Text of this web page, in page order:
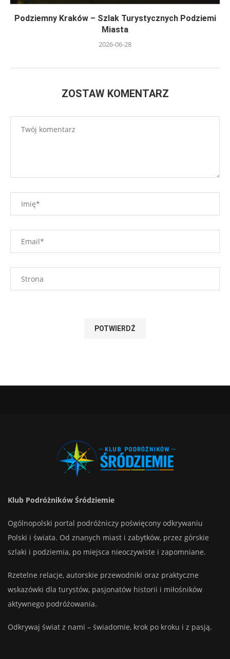
Podziemny Kraków – Szlak Turystycznych Podziemi
Miasta
2026-06-28
ZOSTAW KOMENTARZ
Klub Podróżników Śródziemie
Ogólnopolski portal podróżniczy poświęcony odkrywaniu
Polski i świata. Od znanych miast i zabytków, przez górskie
szlaki i podziemia, po miejsca nieoczywiste i zapomniane.
Rzetelne relacje, autorskie przewodniki oraz praktyczne
wskazówki dla turystów, pasjonatów historii i miłośników
aktywnego podróżowania.
Odkrywaj świat z nami – świadomie, krok po kroku i z pasją.